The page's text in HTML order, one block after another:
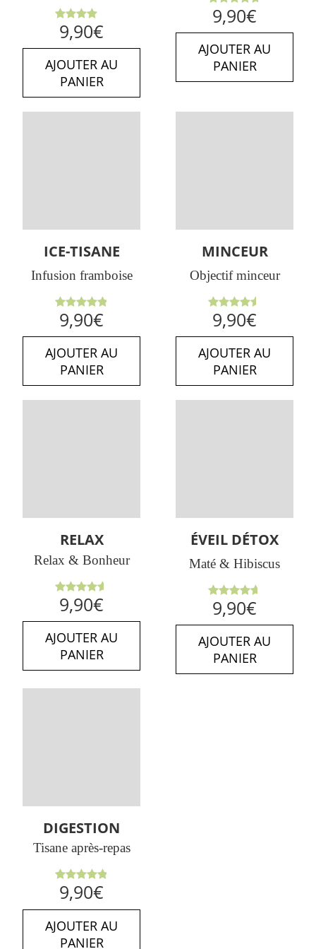
Note
4.00
sur 5
9,90€
AJOUTER AU
PANIER
Note
4.71sur
5
9,90€
AJOUTER AU
PANIER
ICE-TISANE
Infusion framboise
Note
4.86sur
5
9,90€
AJOUTER AU
PANIER
MINCEUR
Objectif minceur
Note
4.50sur
5
9,90€
AJOUTER AU
PANIER
RELAX
Relax & Bonheur
Note
4.63sur
5
9,90€
AJOUTER AU
PANIER
ÉVEIL DÉTOX
Maté & Hibiscus
Note
4.67sur
5
9,90€
AJOUTER AU
PANIER
DIGESTION
Tisane après-repas
Note4.89
sur 5
9,90€
AJOUTER AU
PANIER